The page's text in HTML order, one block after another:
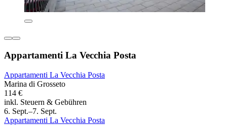
Appartamenti La Vecchia Posta
Appartamenti La Vecchia Posta
Marina di Grosseto
114 €
inkl. Steuern & Gebühren
6. Sept.–7. Sept.
Appartamenti La Vecchia Posta